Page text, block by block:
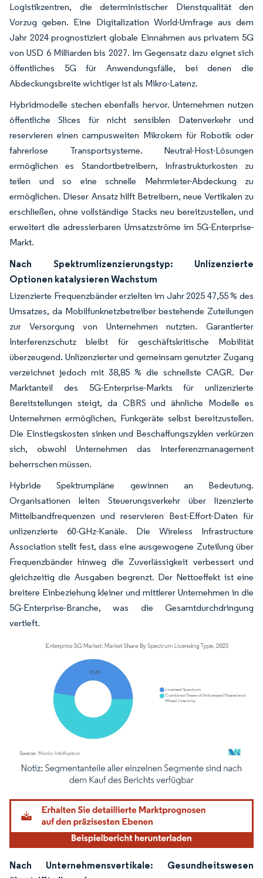
Logistikzentren, die deterministischer Dienstqualität den
Vorzug geben. Eine Digitalization World-Umfrage aus dem
Jahr 2024 prognostiziert globale Einnahmen aus privatem 5G
von USD 6 Milliarden bis 2027. Im Gegensatz dazu eignet sich
öffentliches 5G für Anwendungsfälle, bei denen die
Abdeckungsbreite wichtiger ist als Mikro-Latenz.
Hybridmodelle stechen ebenfalls hervor. Unternehmen nutzen
öffentliche Slices für nicht sensiblen Datenverkehr und
reservieren einen campusweiten Mikrokern für Robotik oder
fahrerlose Transportsysteme. Neutral-Host-Lösungen
ermöglichen es Standortbetreibern, Infrastrukturkosten zu
teilen und so eine schnelle Mehrmieter-Abdeckung zu
ermöglichen. Dieser Ansatz hilft Betreibern, neue Vertikalen zu
erschließen, ohne vollständige Stacks neu bereitzustellen, und
erweitert die adressierbaren Umsatzströme im 5G-Enterprise-
Markt.
Nach Spektrumlizenzierungstyp: Unlizenzierte
Optionen katalysieren Wachstum
Lizenzierte Frequenzbänder erzielten im Jahr 2025 47,55 % des
Umsatzes, da Mobilfunknetzbetreiber bestehende Zuteilungen
zur Versorgung von Unternehmen nutzten. Garantierter
Interferenzschutz bleibt für geschäftskritische Mobilität
überzeugend. Unlizenzierter und gemeinsam genutzter Zugang
verzeichnet jedoch mit 38,85 % die schnellste CAGR. Der
Marktanteil des 5G-Enterprise-Markts für unlizenzierte
Bereitstellungen steigt, da CBRS und ähnliche Modelle es
Unternehmen ermöglichen, Funkgeräte selbst bereitzustellen.
Die Einstiegskosten sinken und Beschaffungszyklen verkürzen
sich, obwohl Unternehmen das Interferenzmanagement
beherrschen müssen.
Hybride Spektrumpläne gewinnen an Bedeutung.
Organisationen leiten Steuerungsverkehr über lizenzierte
Mittelbandfrequenzen und reservieren Best-Effort-Daten für
unlizenzierte 60-GHz-Kanäle. Die Wireless Infrastructure
Association stellt fest, dass eine ausgewogene Zuteilung über
Frequenzbänder hinweg die Zuverlässigkeit verbessert und
gleichzeitig die Ausgaben begrenzt. Der Nettoeffekt ist eine
breitere Einbeziehung kleiner und mittlerer Unternehmen in die
5G-Enterprise-Branche, was die Gesamtdurchdringung
vertieft.
Bild © Mordor Intelligence. Wiederverwendung erfordert Namensnennung
Nach Unternehmensvertikale: Gesundheitswesen